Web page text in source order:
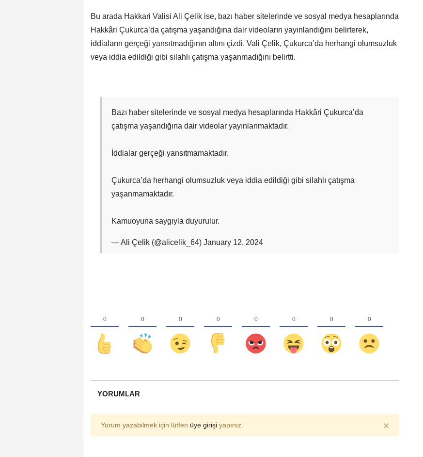
Bu arada Hakkari Valisi Ali Çelik ise, bazı haber sitelerinde ve sosyal medya hesaplarında
Hakkâri Çukurca’da çatışma yaşandığına dair videoların yayınlandığını belirterek,
iddiaların gerçeği yansıtmadığının altını çizdi. Vali Çelik, Çukurca’da herhangi olumsuzluk
veya iddia edildiği gibi silahlı çatışma yaşanmadığını belirtti.
Bazı haber sitelerinde ve sosyal medya hesaplarında Hakkâri Çukurca’da
çatışma yaşandığına dair videolar yayınlanmaktadır.
İddialar gerçeği yansıtmamaktadır.
Çukurca’da herhangi olumsuzluk veya iddia edildiği gibi silahlı çatışma
yaşanmamaktadır.
Kamuoyuna saygıyla duyurulur.
— Ali Çelik (@alicelik_64) January 12, 2024
YORUMLAR
Yorum yazabilmek için lütfen üye girişi yapınız. ×